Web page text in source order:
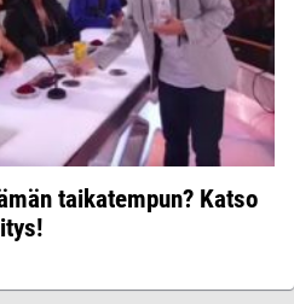
taikatempun? Katso